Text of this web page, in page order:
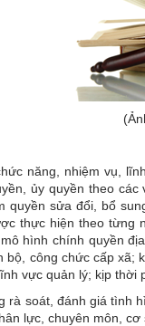
năng, nhiệm vụ,
ủy quyền theo
quyền sửa đổi, bổ
thực hiện theo từng
hình chính quyền
bộ, công chức cấp xã;
vực quản lý; kịp
rà soát, đánh giá tình
lực, chuyên môn,